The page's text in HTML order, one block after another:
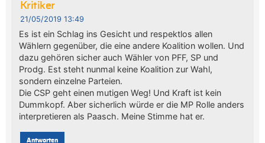
Kritiker
21/05/2019 13:49
Es ist ein Schlag ins Gesicht und respektlos allen
Wählern gegenüber, die eine andere Koalition wollen. Und
dazu gehören sicher auch Wähler von PFF, SP und
Prodg. Est steht nunmal keine Koalition zur Wahl,
sondern einzelne Parteien.
Die CSP geht einen mutigen Weg! Und Kraft ist kein
Dummkopf. Aber sicherlich würde er die MP Rolle anders
interpretieren als Paasch. Meine Stimme hat er.
Antworten